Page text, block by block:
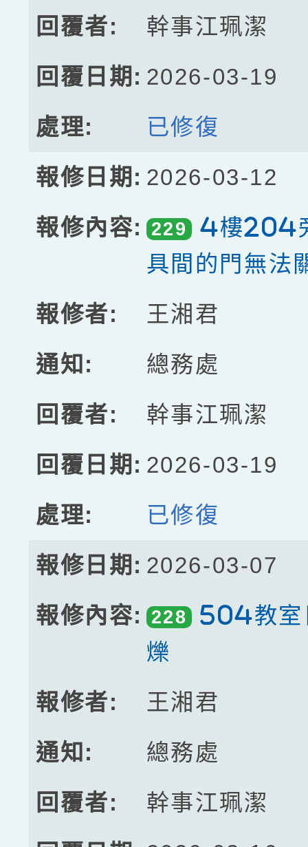
幹事江珮潔
2026-03-19
已修復
2026-03-12
229
4樓204
具間的門無法
王湘君
總務處
幹事江珮潔
2026-03-19
已修復
2026-03-07
228
504教室
爍
王湘君
總務處
幹事江珮潔